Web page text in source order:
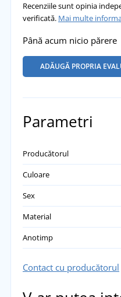
Recenziile sunt opinia
verificată. Mai multe
Până acum nicio părere
ADĂUGĂ PROPRIA
Parametri
Producătorul
Culoare
Sex
Material
Anotimp
Contact cu producătorul